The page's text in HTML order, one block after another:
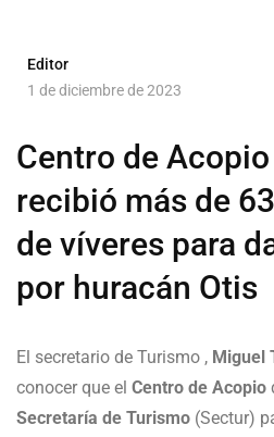
Editor
1 de diciembre de 2023
Centro de
recibió más de
de víveres para
por huracán Otis
El secretario de Turismo , Miguel
conocer que el Centro de Acopio
Secretaría de Turismo (Sectur)